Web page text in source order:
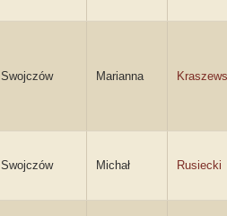
Swojczów Marianna
Swojczów Michał Rusiecki